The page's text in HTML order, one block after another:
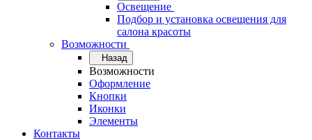
Освещение
Подбор и установка освещения для
салона красоты
Возможности
Назад
Возможности
Оформление
Кнопки
Иконки
Элементы
Контакты